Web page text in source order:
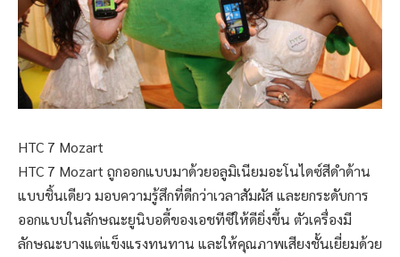
HTC 7 Mozart
HTC 7 Mozart ถูกออกแบบมาด้วยอลูมิเนียมอะโนไดซ์สีดำด้าน
แบบชิ้นเดียว มอบความรู้สึกที่ดีกว่าเวลาสัมผัส และยกระดับการ
ออกแบบในลักษณะยูนิบอดี้ของเอชทีซีให้ดียิ่งขึ้น ตัวเครื่องมี
ลักษณะบางแต่แข็งแรงทนทาน และให้คุณภาพเสียงชั้นเยี่ยมด้วย